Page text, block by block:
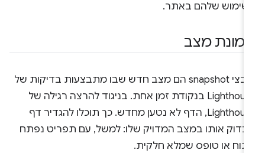
שלהם באתר.
מצב
קובצי snapshot הם מצב חדש שבו מתבצעות בדיקות של
Lighthouse בנקודת זמן אחת. בניגוד להרצה רגילה של
Lighthouse, הדף לא נטען מחדש. כך תוכלו להגדיר דף
אותו במצב המדויק שלו: למשל, עם תפריט נפתח
או טופס שמלא חלקית.